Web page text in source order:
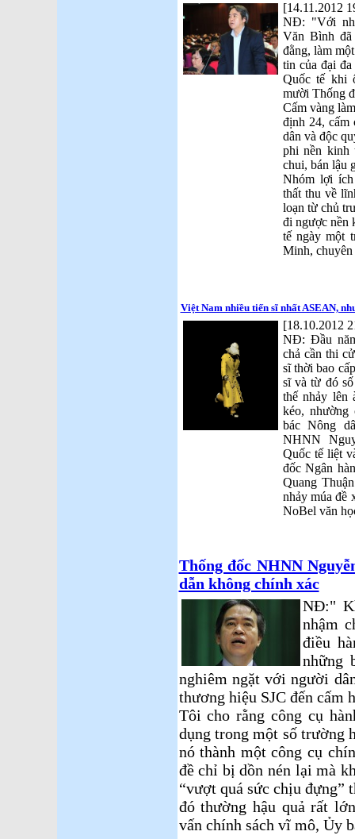
[14.11.2012
NĐ: "Với
Văn Bình đã
đằng, làm
tin của đại
Quốc tế khi
mười Thống
Cấm vàng
định 24, cấm
dân và độc
phi nền kinh
chui, bán lậu
Nhóm lợi
thất thu về
loạn từ chủ
đi ngược nền
tế ngày một
Minh, chuyên
Việt Nam nhiều tiến sĩ nhất ASEAN,
[18.10.2012
NĐ: Đầu
chả cần thi
sĩ thời bao
sĩ và từ đó
thế nhảy lên
kéo, nhường
bác Nông
NHNN
Quốc tế liệt
đốc Ngân
Quang
nhảy múa đề
NoBel văn
Thống đốc NHNN
dẫn không chính xác
NĐ:"
nhậm
điều
những
nghiêm ngặt với người
thương hiệu SJC đến cấm
Tôi cho rằng công cụ
dụng trong một số trường
nó thành một công cụ
đề chỉ bị dồn nén lại mà
“vượt quá sức chịu
đó thường hậu quả rất
vấn chính sách vĩ mô, Ủy